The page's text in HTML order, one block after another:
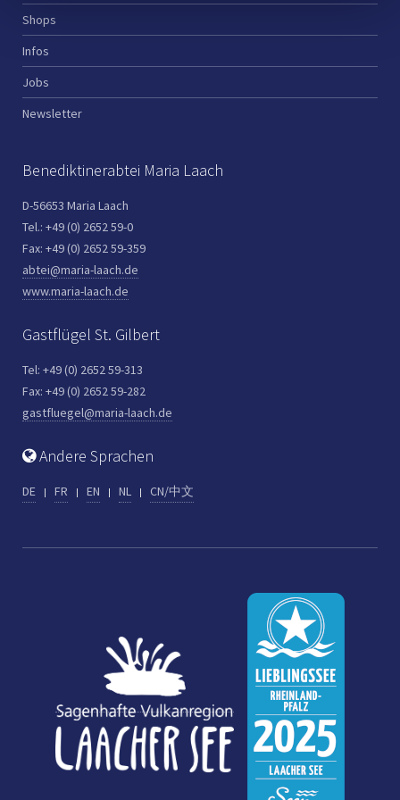
Shops
Infos
Jobs
Newsletter
Benediktinerabtei Maria Laach
D-56653 Maria Laach
Tel.: +49 (0) 2652 59-0
Fax: +49 (0) 2652 59-359
abtei@maria-laach.de
www.maria-laach.de
Gastflügel St. Gilbert
Tel: +49 (0) 2652 59-313
Fax: +49 (0) 2652 59-282
gastfluegel@maria-laach.de
Andere Sprachen
DE FR EN NL CN/中文